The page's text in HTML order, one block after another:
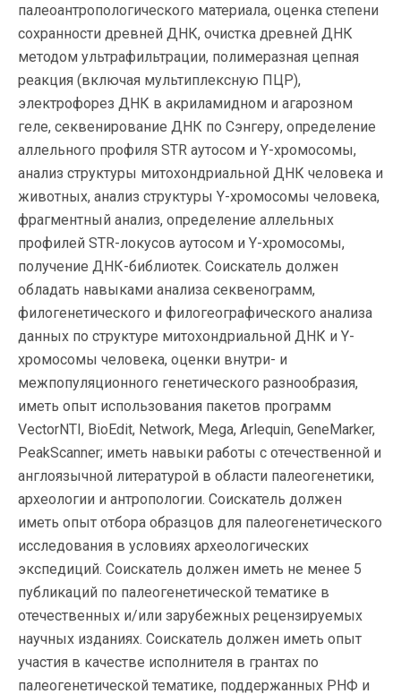
палеоантропологического материала, оценка степени
сохранности древней ДНК, очистка древней ДНК
методом ультрафильтрации, полимеразная цепная
реакция (включая мультиплексную ПЦР),
электрофорез ДНК в акриламидном и агарозном
геле, секвенирование ДНК по Сэнгеру, определение
аллельного профиля STR аутосом и Y-хромосомы,
анализ структуры митохондриальной ДНК человека и
животных, анализ структуры Y-хромосомы человека,
фрагментный анализ, определение аллельных
профилей STR-локусов аутосом и Y-хромосомы,
получение ДНК-библиотек. Соискатель должен
обладать навыками анализа секвенограмм,
филогенетического и филогеографического анализа
данных по структуре митохондриальной ДНК и Y-
хромосомы человека, оценки внутри- и
межпопуляционного генетического разнообразия,
иметь опыт использования пакетов программ
VectorNTI, BioEdit, Network, Mega, Arlequin, GeneMarker,
PeakScanner; иметь навыки работы с отечественной и
англоязычной литературой в области палеогенетики,
археологии и антропологии. Соискатель должен
иметь опыт отбора образцов для палеогенетического
исследования в условиях археологических
экспедиций. Соискатель должен иметь не менее 5
публикаций по палеогенетической тематике в
отечественных и/или зарубежных рецензируемых
научных изданиях. Соискатель должен иметь опыт
участия в качестве исполнителя в грантах по
палеогенетической тематике, поддержанных РНФ и